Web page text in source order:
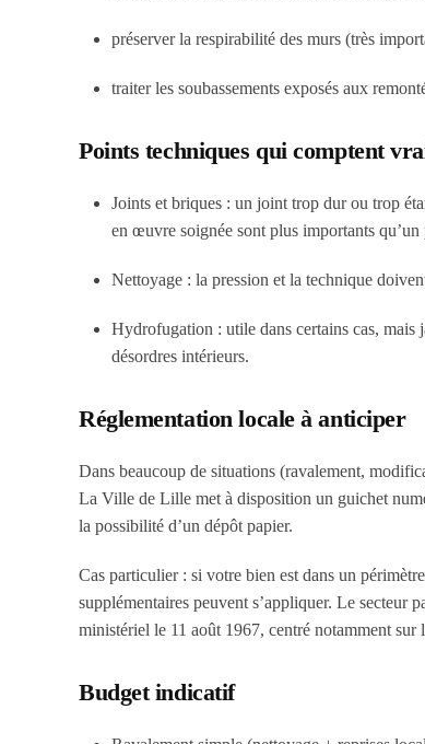
préserver la respirabilité des murs (très
traiter les soubassements exposés aux
Points techniques qui comptent
Joints et briques : un joint trop dur ou trop
en œuvre soignée sont plus importants
Nettoyage : la pression et la technique
Hydrofugation : utile dans certains cas,
désordres intérieurs.
Réglementation locale à anticiper
Dans beaucoup de situations (ravalement,
La Ville de Lille met à disposition un guichet
la possibilité d’un dépôt papier.
Cas particulier : si votre bien est dans un
supplémentaires peuvent s’appliquer. Le secteur
ministériel le 11 août 1967, centré notamment
Budget indicatif